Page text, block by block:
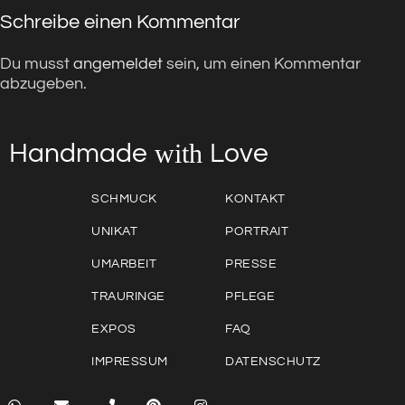
Schreibe einen Kommentar
Du musst angemeldet sein, um einen Kommentar
abzugeben.
Handmade with Love
SCHMUCK
UNIKAT
UMARBEIT
TRAURINGE
EXPOS
IMPRESSUM
KONTAKT
PORTRAIT
PRESSE
PFLEGE
FAQ
DATENSCHUTZ